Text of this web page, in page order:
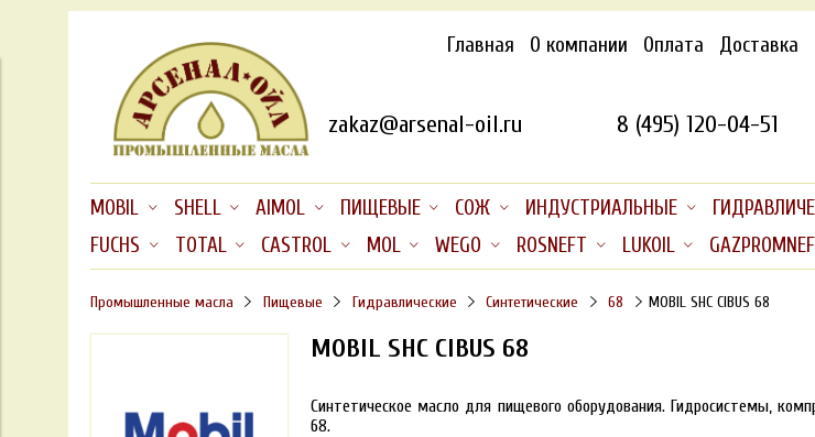
Главная О компании Оплата Доставка
zakaz@arsenal-oil.ru 8 (495) 120-04-51
MOBIL SHELL AIMOL ПИЩЕВЫЕ СОЖ ИНДУСТРИАЛЬНЫЕ
FUCHS
TOTAL CASTROL MOL WEGO ROSNEFT LUKOIL
Промышленные масла Пищевые Гидравлические Синтетические 68 MOBIL SHC CIBUS 68
MOBIL SHC CIBUS 68
Синтетическое масло для пищевого оборудования. Гидросистемы,
68.